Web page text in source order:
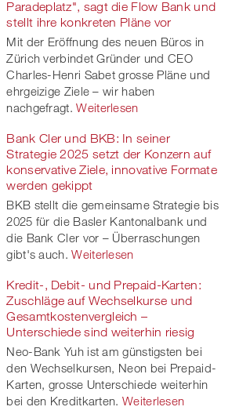
Paradeplatz", sagt die Flow Bank und
stellt ihre konkreten Pläne vor
Mit der Eröffnung des neuen Büros in
Zürich verbindet Gründer und CEO
Charles-Henri Sabet grosse Pläne und
ehrgeizige Ziele – wir haben
nachgefragt. Weiterlesen
Bank Cler und BKB: In seiner
Strategie 2025 setzt der Konzern auf
konservative Ziele, innovative Formate
werden gekippt
BKB stellt die gemeinsame Strategie bis
2025 für die Basler Kantonalbank und
die Bank Cler vor – Überraschungen
gibt's auch. Weiterlesen
Kredit-, Debit- und Prepaid-Karten:
Zuschläge auf Wechselkurse und
Gesamtkostenvergleich –
Unterschiede sind weiterhin riesig
Neo-Bank Yuh ist am günstigsten bei
den Wechselkursen, Neon bei Prepaid-
Karten, grosse Unterschiede weiterhin
bei den Kreditkarten. Weiterlesen